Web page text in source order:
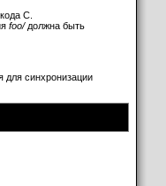
C.
foo/должна быть
синхронизации